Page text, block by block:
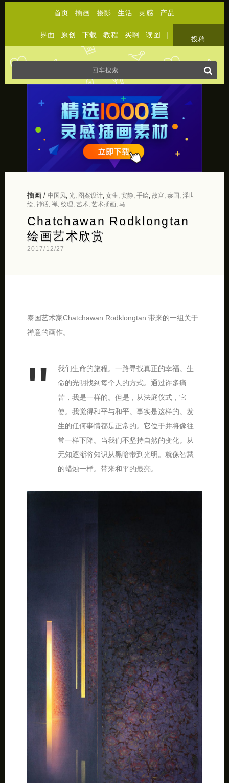
首页 插画 摄影 生活 灵感 产品
界面 原创 下载 教程 买啊 读图 |
投稿
插画/ 中国风, 光, 图案设计, 女生 安静, 手绘, 故宫, 泰国
浮世
绘, 神话, 禅, 纹理 艺术, 艺术插画, 马
Chatchawan Rodklongtan
绘画艺术欣赏
2017/12/27
泰国艺术家Chatchawan Rodklongtan 带来的一组关于
禅意的画作。
我们生命的旅程。一路寻找真正的幸福。生
命的光明找到每个人的方式。通过许多痛
苦，我是一样的。但是，从法庭仪式，它
使。我觉得和平与和平。事实是这样的。发
生的任何事情都是正常的。它位于并将像往
常一样下降。当我们不坚持自然的变化。从
无知逐渐将知识从黑暗带到光明。就像智慧
的蜡烛一样。带来和平的最亮。